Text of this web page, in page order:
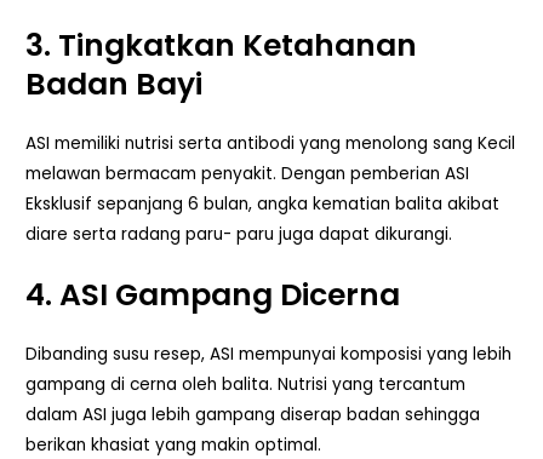
3. Tingkatkan Ketahanan
Badan Bayi
ASI memiliki nutrisi serta antibodi yang menolong sang Kecil
melawan bermacam penyakit. Dengan pemberian ASI
Eksklusif sepanjang 6 bulan, angka kematian balita akibat
diare serta radang paru- paru juga dapat dikurangi.
4. ASI Gampang Dicerna
Dibanding susu resep, ASI mempunyai komposisi yang lebih
gampang di cerna oleh balita. Nutrisi yang tercantum
dalam ASI juga lebih gampang diserap badan sehingga
berikan khasiat yang makin optimal.